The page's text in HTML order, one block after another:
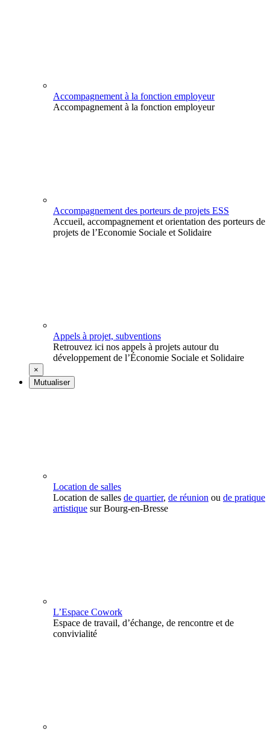
Accompagnement à la fonction employeur
Accompagnement à la fonction employeur
Accompagnement des porteurs de projets ESS
Accueil, accompagnement et orientation des porteurs de
projets de l’Economie Sociale et Solidaire
Appels à projet, subventions
Retrouvez ici nos appels à projets autour du
développement de l’Économie Sociale et Solidaire
×
Mutualiser
Location de salles
Location de salles de quartier, de réunion ou de pratique
artistique sur Bourg-en-Bresse
L’Espace Cowork
Espace de travail, d’échange, de rencontre et de
convivialité